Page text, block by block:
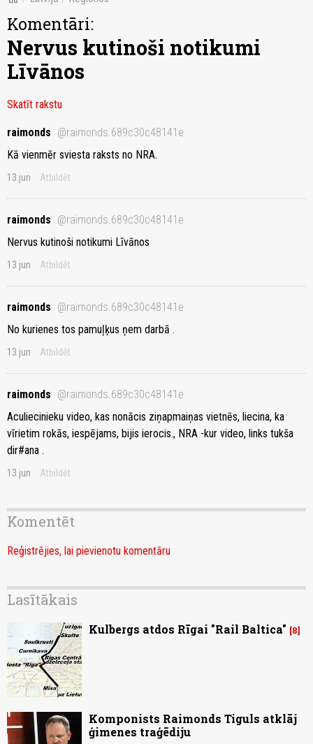
Komentāri:
Nervus kutinoši notikumi
Līvānos
Skatīt rakstu
raimonds @raimonds.689c30c48141e
Kā vienmēr sviesta raksts no NRA.
13.jun Atbildēt
raimonds @raimonds.689c30c48141e
Nervus kutinoši notikumi Līvānos
13.jun Atbildēt
raimonds @raimonds.689c30c48141e
No kurienes tos pamuļķus ņem darbā .
13.jun Atbildēt
raimonds @raimonds.689c30c48141e
Aculiecinieku video, kas nonācis ziņapmaiņas vietnēs, liecina, ka
vīrietim rokās, iespējams, bijis ierocis., NRA -kur video, links tukša
dir#ana .
13.jun Atbildēt
Komentēt
Reģistrējies, lai pievienotu komentāru
Lasītākais
Kulbergs atdos Rīgai "Rail Baltica" 8
Komponists Raimonds Tiguls atklāj
ģimenes traģēdiju